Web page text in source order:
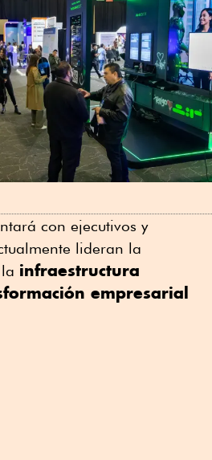
con ejecutivos y
lideran la
infraestructura
empresarial